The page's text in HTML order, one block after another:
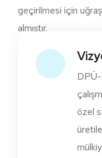
geçirilmesi için
almıştır.
özel